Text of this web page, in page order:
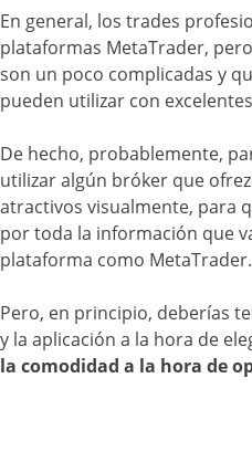
En general, los trades
plataformas MetaTrader,
son un poco complicadas y
pueden utilizar con
De hecho, probablemente,
utilizar algún bróker que
atractivos visualmente, para
por toda la información que
plataforma como MetaTrader.
Pero, en principio, deberías
y la aplicación a la hora de
la comodidad a la hora de